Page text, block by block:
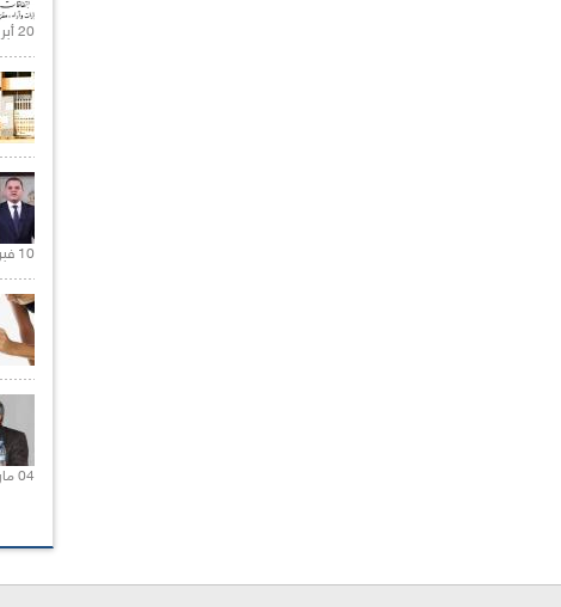
20 أبريل 2021 |
10 فبراير 2021 |
04 مارس 2020 |